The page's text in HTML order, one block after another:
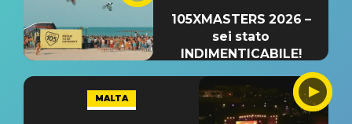
105XMASTERS 2026 –
sei stato
INDIMENTICABILE!
MALTA